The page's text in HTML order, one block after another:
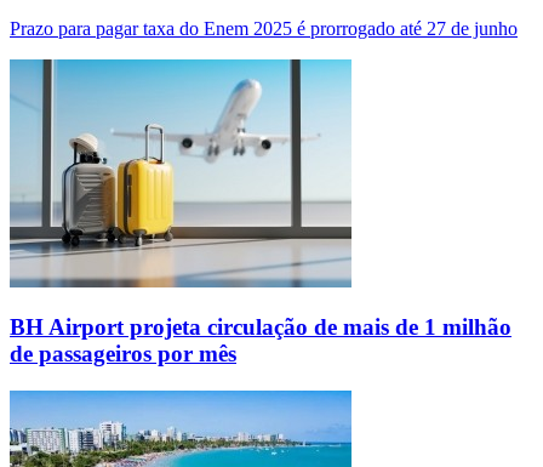
Prazo para pagar taxa do Enem 2025 é prorrogado até 27 de junho
BH Airport projeta circulação de mais de 1 milhão
de passageiros por mês